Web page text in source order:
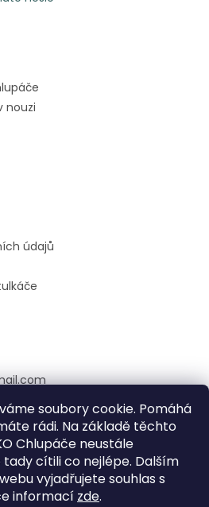
soubory cookie. Pomáhá
rádi. Na základě těchto
Chlupáče neustále
cítili co nejlépe. Dalším
vyjadřujete souhlas s
informací zde.
nouzi
údajů
Vytvořil Shoptet